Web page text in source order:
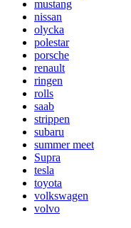
mustang
nissan
olycka
polestar
porsche
renault
ringen
rolls
saab
strippen
subaru
summer meet
Supra
tesla
toyota
volkswagen
volvo